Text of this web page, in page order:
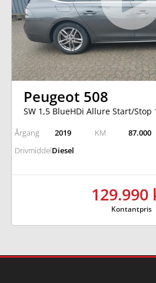
Peugeot 508
SW 1,5 BlueHDi Allure Start/Stop
129.990
Kontantpris
2019
Årgang 87.000
KM
Diesel
Drivmiddel